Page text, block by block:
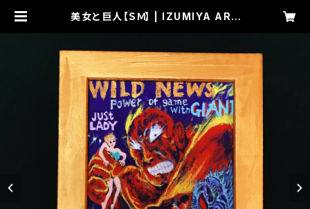
美女と巨人【ＳＭ】 | IZUMIYA ART